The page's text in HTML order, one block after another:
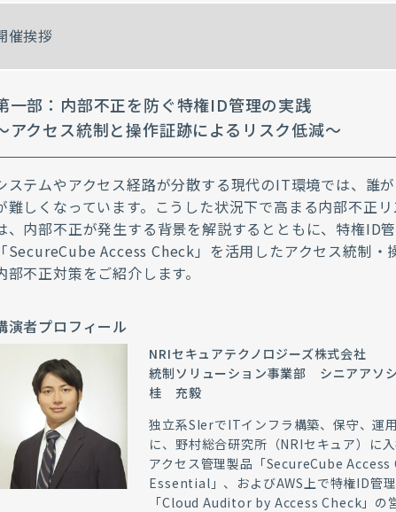
催挨拶
一部：内部不正を防ぐ特権ID管理の実践
アクセス統制と操作証跡によるリスク低減〜
ステムやアクセス経路が分散する現代のIT環境では、誰
難しくなっています。こうした状況下で高まる内部不正
、内部不正が発生する背景を解説するとともに、特権ID
「SecureCube Access Check」を活用したアクセス統制
部不正対策をご紹介します。
演者プロフィール
NRIセキュアテクノロジーズ株式会社
統制ソリューション事業部 シニアアソ
桂 充毅
独立系SIerでITインフラ構築、保守、運
に、野村総合研究所（NRIセキュア）に
アクセス管理製品「SecureCube
Essential」、およびAWS上で特権ID管
「Cloud Auditor by Access Check」の